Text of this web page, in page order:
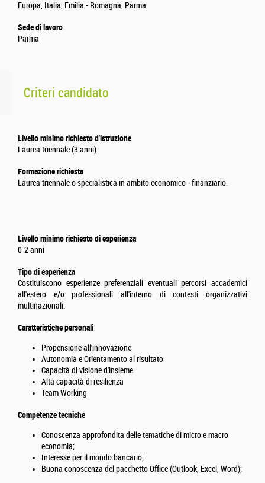
Europa, Italia, Emilia - Romagna, Parma
Sede di lavoro
Parma
Criteri candidato
Livello minimo richiesto d'istruzione
Laurea triennale (3 anni)
Formazione richiesta
Laurea triennale o specialistica in ambito economico - finanziario.
Livello minimo richiesto di esperienza
0-2 anni
Tipo di esperienza
Costituiscono esperienze preferenziali eventuali percorsi accademici
all'estero e/o professionali all'interno di contesti organizzativi
multinazionali.
Caratteristiche personali
Propensione all'innovazione
Autonomia e Orientamento al risultato
Capacità di visione d'insieme
Alta capacità di resilienza
Team Working
Competenze tecniche
Conoscenza approfondita delle tematiche di micro e macro
economia;
Interesse per il mondo bancario;
Buona conoscenza del pacchetto Office (Outlook, Excel, Word);